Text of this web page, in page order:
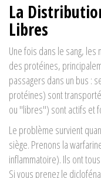
La
Libres
Une fois dans le sang,
des protéines,
passagers dans un bus :
protéines) sont
ou "libres") sont actifs et
Le problème survient
siège. Prenons la
inflammatoire). Ils ont
Si vous prenez le